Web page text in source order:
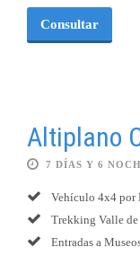
Consultar
Altiplano
7 DÍAS Y 6
Vehículo 4x4 por
Trekking Valle
Entradas a